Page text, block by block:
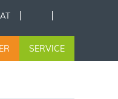
SERVICE